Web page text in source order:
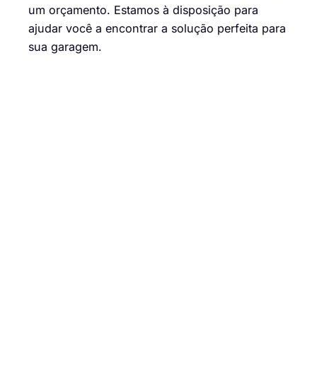
um orçamento. Estamos à disposição para
ajudar você a encontrar a solução perfeita para
sua garagem.